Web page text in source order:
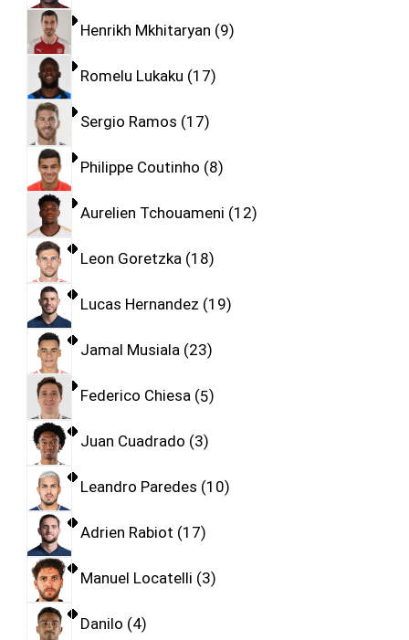
Henrikh Mkhitaryan 9
Romelu Lukaku 17
Sergio Ramos 17
Philippe Coutinho 8
Aurelien Tchouameni 12
Leon Goretzka 18
Lucas Hernandez 19
Jamal Musiala 23
Federico Chiesa 5
Juan Cuadrado 3
Leandro Paredes 10
Adrien Rabiot 17
Manuel Locatelli 3
Danilo 4